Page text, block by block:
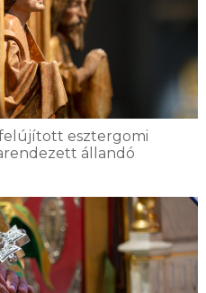
felújított esztergomi
állandó